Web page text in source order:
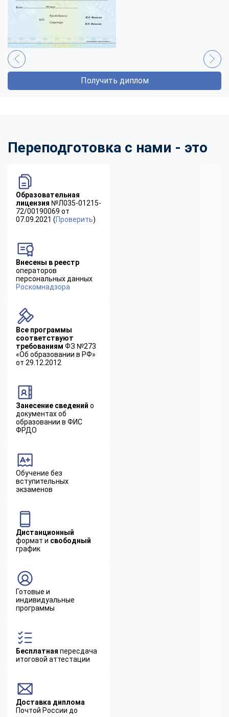
Получить диплом
Переподготовка с нами - это
Образовательная
лицензия №Л035-01215-
72/00190069 от
07.09.2021 (Проверить)
Внесены в реестр
операторов
персональных данных
Роскомнадзора
Все программы
соответствуют
требованиям ФЗ №273
«Об образовании в РФ»
от 29.12.2012
Занесение сведений о
документах об
образовании в ФИС
ФРДО
Обучение без
вступительных
экзаменов
Дистанционный
формат и свободный
график
Готовые и
индивидуальные
программы
Бесплатная пересдача
итоговой аттестации
Доставка диплома
Почтой России до